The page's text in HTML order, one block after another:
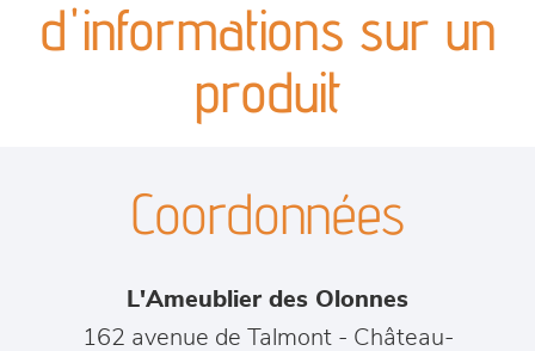
séjours
meubles de complément
chambres et dressing
décoration
d'informations sur un
produit
Coordonnées
L'Ameublier des Olonnes
162 avenue de Talmont - Château-